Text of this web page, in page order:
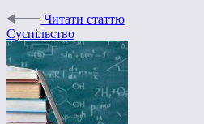
Читати статтю
Суспільство